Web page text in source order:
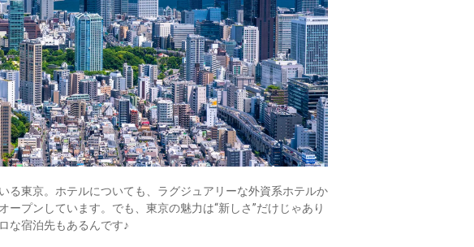
る東京。ホテルについても、ラグジュアリーな外資系ホテルか
プンしています。でも、東京の魅力は“新しさ”だけじゃあり
な宿泊先もあるんです♪